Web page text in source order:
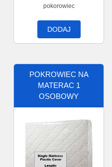
pokorowiec
DODAJ
POKROWIEC NA
MATERAC 1
OSOBOWY